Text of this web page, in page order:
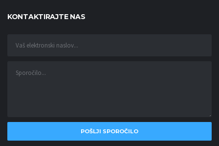
KONTAKTIRAJTE NAS